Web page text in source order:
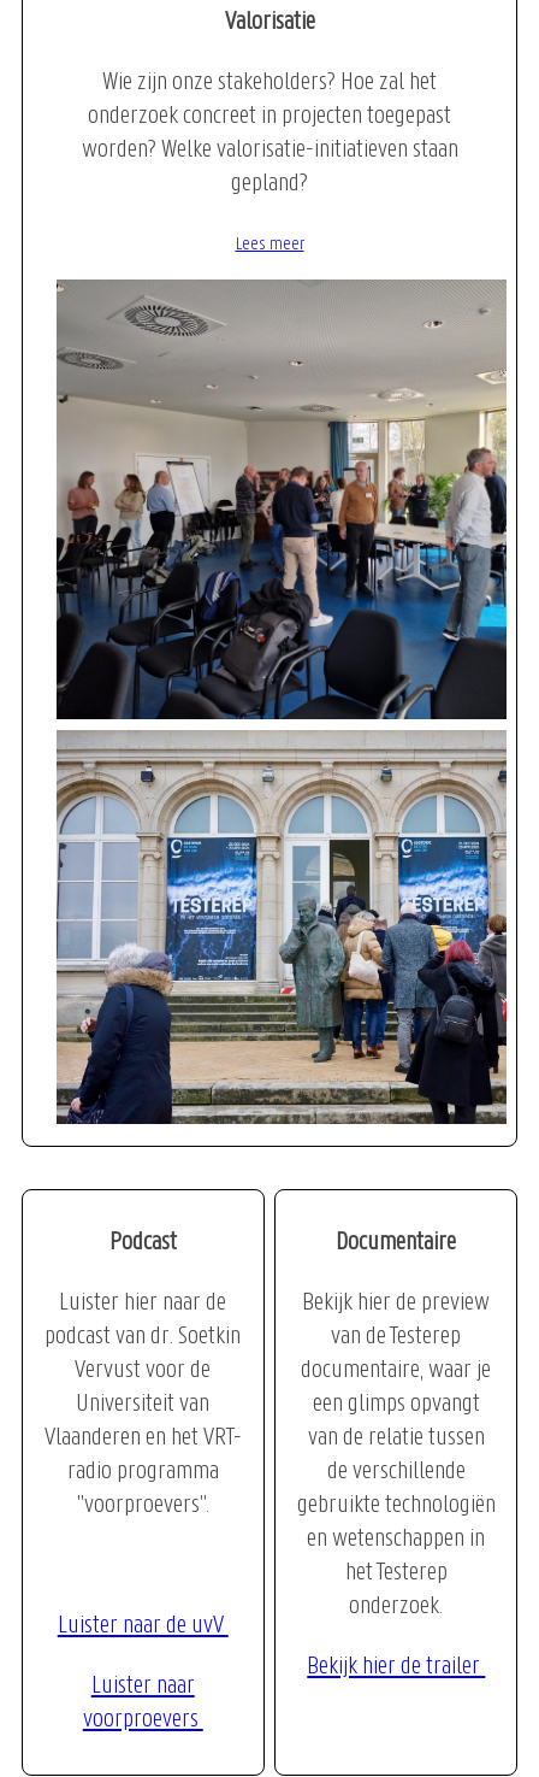
Valorisatie
Wie zijn onze stakeholders? Hoe zal het
onderzoek concreet in projecten toegepast
worden? Welke valorisatie-initiatieven staan
gepland?
Lees meer
Podcast
Luister hier naar de
podcast van dr. Soetkin
Vervust voor de
Universiteit van
Vlaanderen en het VRT-
radio programma
"voorproevers".
Luister naar de uvV
Luister naar
voorproevers
Documentaire
Bekijk hier de preview
van de Testerep
documentaire, waar je
een glimps opvangt
van de relatie tussen
de verschillende
gebruikte technologiën
en wetenschappen in
het Testerep
onderzoek.
Bekijk hier de trailer